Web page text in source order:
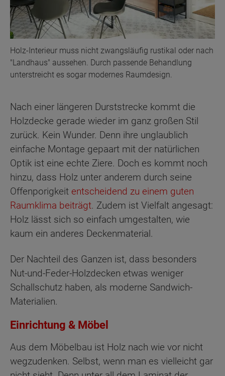
Holz-Interieur muss nicht zwangsläufig rustikal oder nach
"Landhaus" aussehen. Durch passende Behandlung
unterstreicht es sogar modernes Raumdesign.
Nach einer längeren Durststrecke kommt die
Holzdecke gerade wieder im ganz großen Stil
zurück. Kein Wunder. Denn ihre unglaublich
einfache Montage gepaart mit der natürlichen
Optik ist eine echte Ziere. Doch es kommt noch
hinzu, dass Holz unter anderem durch seine
Offenporigkeit entscheidend zu einem guten
Raumklima beiträgt. Zudem ist Vielfalt angesagt:
Holz lässt sich so einfach umgestalten, wie
kaum ein anderes Deckenmaterial.
Der Nachteil des Ganzen ist, dass besonders
Nut-und-Feder-Holzdecken etwas weniger
Schallschutz haben, als moderne Sandwich-
Materialien.
Einrichtung & Möbel
Aus dem Möbelbau ist Holz nach wie vor nicht
wegzudenken. Selbst, wenn man es vielleicht gar